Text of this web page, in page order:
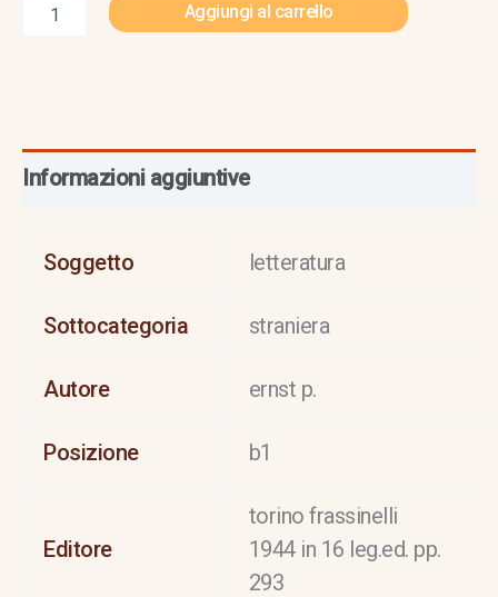
Aggiungi al carrello
Informazioni aggiuntive
Soggetto letteratura
Sottocategoria straniera
Autore ernst p.
Posizione b1
Editore
torino frassinelli
1944 in 16 leg.ed. pp.
293